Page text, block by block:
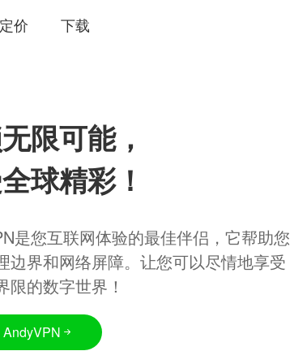
定价 下载
限可能，
球精彩！
是您互联网体验的最佳伴侣，它帮助您
边界和网络屏障。让您可以尽情地享受
限的数字世界！
AndyVPN